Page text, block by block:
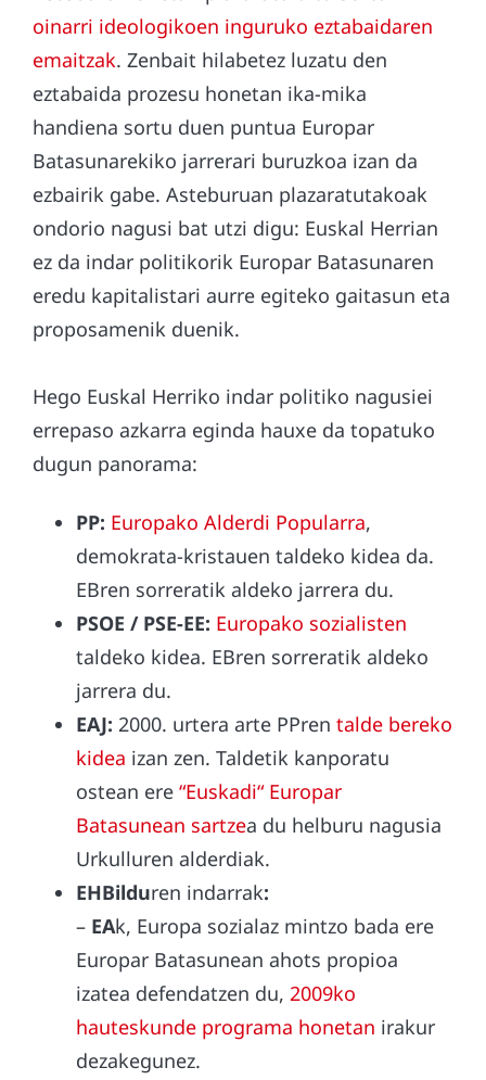
oinarri ideologikoen inguruko eztabaidaren
emaitzak. Zenbait hilabetez luzatu den
eztabaida prozesu honetan ika-mika
handiena sortu duen puntua Europar
Batasunarekiko jarrerari buruzkoa izan da
ezbairik gabe. Asteburuan plazaratutakoak
ondorio nagusi bat utzi digu: Euskal Herrian
ez da indar politikorik Europar Batasunaren
eredu kapitalistari aurre egiteko gaitasun eta
proposamenik duenik.
Hego Euskal Herriko indar politiko nagusiei
errepaso azkarra eginda hauxe da topatuko
dugun panorama:
PP: Europako Alderdi Popularra,
demokrata-kristauen taldeko kidea da.
EBren sorreratik aldeko jarrera du.
PSOE / PSE-EE: Europako sozialisten
taldeko kidea. EBren sorreratik aldeko
jarrera du.
EAJ: 2000. urtera arte PPren talde bereko
kidea izan zen. Taldetik kanporatu
ostean ere “Euskadi“ Europar
Batasunean sartzea du helburu nagusia
Urkulluren alderdiak.
EHBilduren indarrak:
– EAk, Europa sozialaz mintzo bada ere
Europar Batasunean ahots propioa
izatea defendatzen du, 2009ko
hauteskunde programa honetan irakur
dezakegunez.